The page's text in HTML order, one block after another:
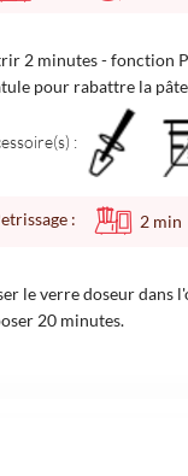
2 minutes - fonction
pour rabattre la
:
: 2 min
le verre doseur dans
20 minutes.